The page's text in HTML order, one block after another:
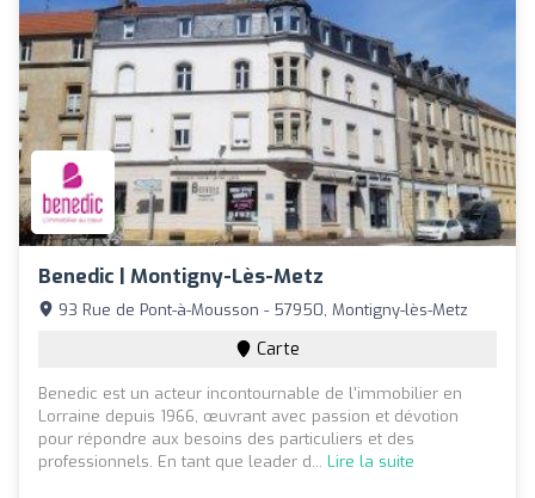
Benedic | Montigny-Lès-Metz
93 Rue de Pont-à-Mousson - 57950, Montigny-lès-Metz
Carte
Benedic est un acteur incontournable de l'immobilier en
Lorraine depuis 1966, œuvrant avec passion et dévotion
pour répondre aux besoins des particuliers et des
professionnels. En tant que leader d... Lire la suite